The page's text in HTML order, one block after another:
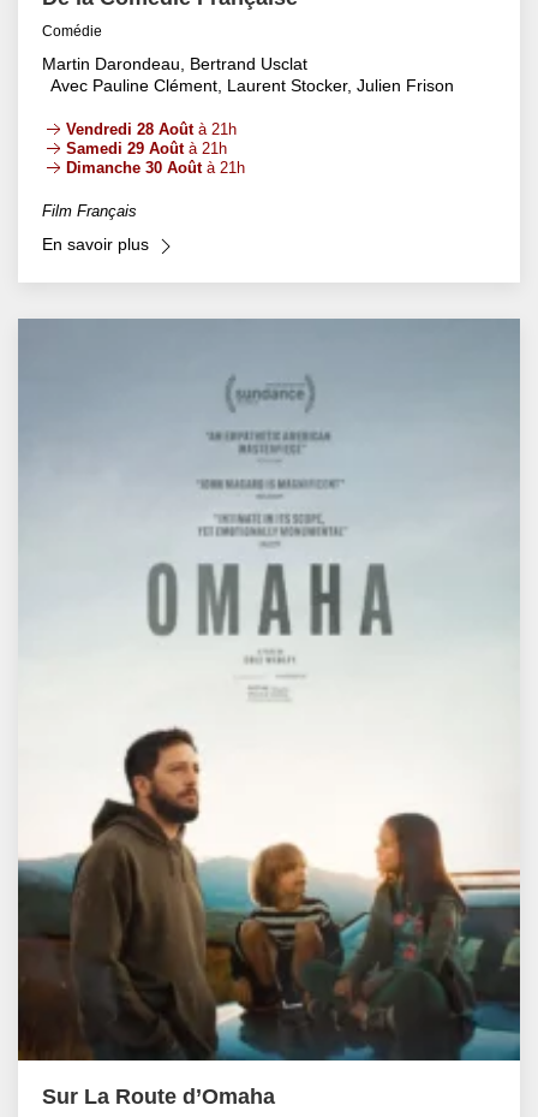
Comédie
Martin Darondeau, Bertrand Usclat
Avec Pauline Clément, Laurent Stocker, Julien Frison
Vendredi 28 Aoûtà 21h
Samedi 29 Aoûtà 21h
Dimanche 30 Aoûtà 21h
Film Français
En savoir plus
Sur La Route d’Omaha